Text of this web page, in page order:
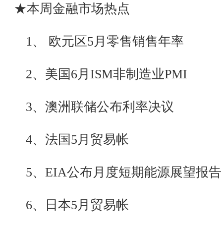
★本周金融市场热点
1、 欧元区5月零售销售年率
2、美国6月ISM非制造业PMI
3、澳洲联储公布利率决议
4、法国5月贸易帐
5、EIA公布月度短期能源展望报告
6、日本5月贸易帐